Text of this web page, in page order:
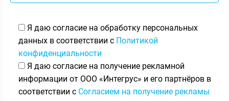
Я даю согласие на обработку персональных
данных в соответствии с Политикой
конфиденциальности
Я даю согласие на получение рекламной
информации от ООО «Интегрус» и его партнёров в
соответствии с Согласием на получение рекламы